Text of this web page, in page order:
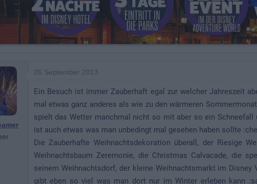
26 September 2013
Ein Besuch ist immer Zauberhaft egal zur welcher Jahreszeit
mal etwas ganz anderes als wie zu den wärmeren
spielt das Wetter manchmal nicht so mit aber so ein Schneefall
ist auch etwas was man unbedingt mal gesehen haben sollte
Die Zauberhafte Weihnachtsdekoration überall, der Riesige
Weihnachtsbaum Zeremonie, die Christmas Calvacade, die
seinem Weihnachtsdorf, der kleine Weihnachtsmarkt im
gibt eben so viel was man dort nur im Winter erleben kann